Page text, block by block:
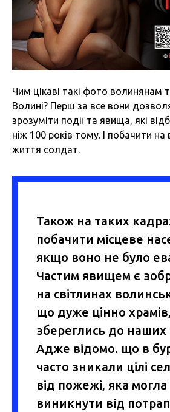
Чим цікаві такі фото волинянам
Волині? Перш за все вони
зрозуміти події та явища, які
ніж 100 років тому. І побачити на
життя солдат.
Також на таких
побачити місцеве
якщо воно не було
Частим явищем є
на світлинах
що дуже цінно
збереглись до наших
Адже відомо. що в
часто зникали цілі
від пожежі, яка могла
виникнути від